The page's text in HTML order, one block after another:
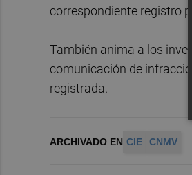
correspondiente registro
También anima a los
comunicación de
registrada.
ARCHIVADO EN CIE CNMV